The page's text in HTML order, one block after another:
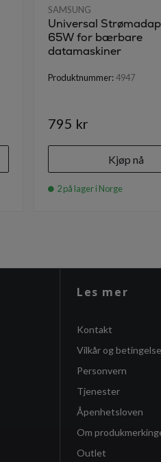
SAMSUNG
Universal
65W for bærbare
datamaskiner
Produktnummer:4947
795 kr
Kjøp nå
2 på lager i Norge
Les mer
Kontakt
Vilkår og
Personvern
Tjenester
Åpenhetsloven
Om
Outlet